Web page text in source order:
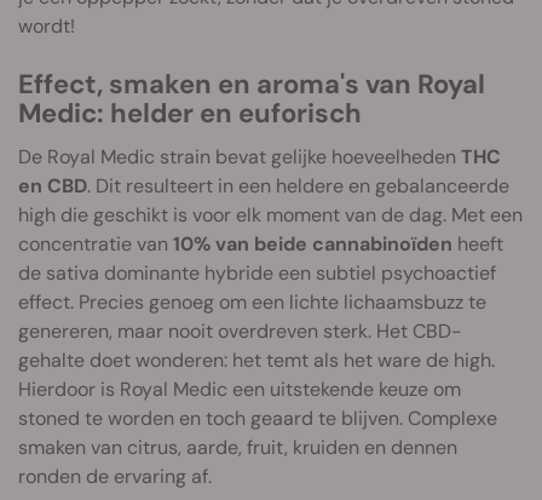
wordt!
Effect, smaken en aroma's van Royal
Medic: helder en euforisch
De Royal Medic strain bevat gelijke hoeveelheden THC
en CBD. Dit resulteert in een heldere en gebalanceerde
high die geschikt is voor elk moment van de dag. Met een
concentratie van 10% van beide cannabinoïden heeft
de sativa dominante hybride een subtiel psychoactief
effect. Precies genoeg om een lichte lichaamsbuzz te
genereren, maar nooit overdreven sterk. Het CBD-
gehalte doet wonderen: het temt als het ware de high.
Hierdoor is Royal Medic een uitstekende keuze om
stoned te worden en toch geaard te blijven. Complexe
smaken van citrus, aarde, fruit, kruiden en dennen
ronden de ervaring af.